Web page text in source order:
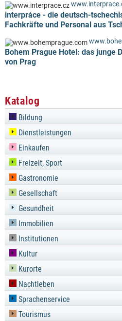
interpráce - die deutsch-
Fachkräfte und Personal aus
Bohem Prague Hotel: das junge
von Prag
Katalog
Bildung
Dienstleistungen
Einkaufen
Freizeit, Sport
Gastronomie
Gesellschaft
Gesundheit
Immobilien
Institutionen
Kultur
Kurorte
Nachtleben
Sprachenservice
Tourismus